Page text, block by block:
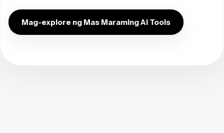
Mag-explore ng Mas Maraming AI Tools